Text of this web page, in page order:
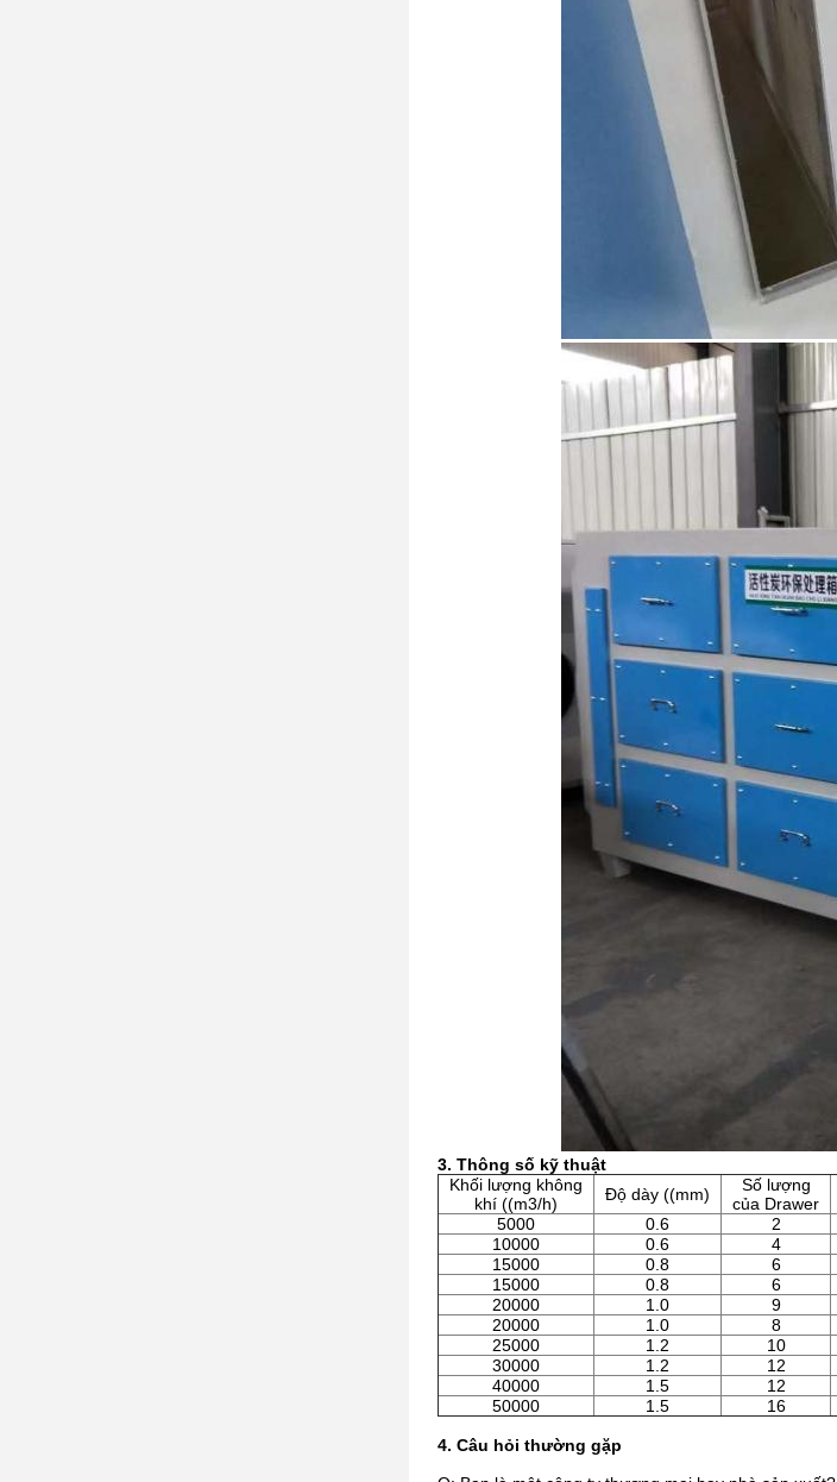
3. Thông số kỹ thuật
Khối lượng không
khí ((m3/h)
Độ dày ((mm)
Số lượng
của Drawer
5000
0.6 2
10000
0.6 4
15000
0.8 6
15000
0.8 6
20000
1.0 9
20000
1.0 8
25000
1.2 10
30000
1.2 12
40000
1.5 12
50000
1.5 16
4. Câu hỏi thường gặp